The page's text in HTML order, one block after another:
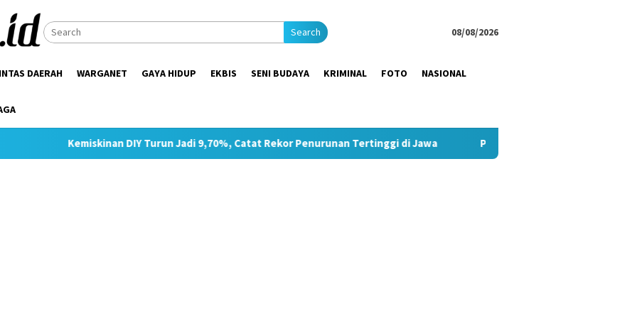
Search 08/08/2026
DAERAH WARGANET GAYA HIDUP EKBIS SENI BUDAYA KRIMINAL FOTO NASIONAL
DIY Turun Jadi 9,70%, Catat Rekor Penurunan Tertinggi di Jawa Pimpin Strategi Komunikasi JNE, Kurnia